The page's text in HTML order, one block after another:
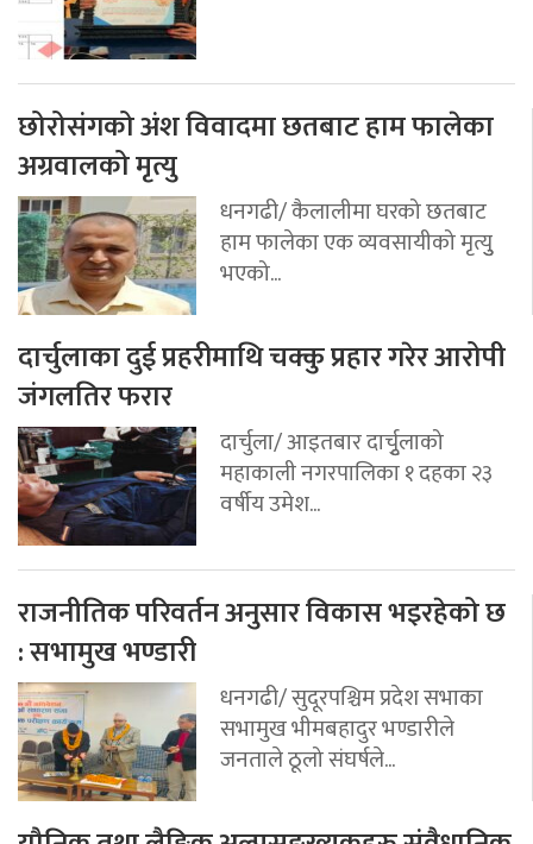
छोरोसंगको अंश विवादमा छतबाट हाम फालेका
अग्रवालको मृत्यु
धनगढी/ कैलालीमा घरको छतबाट
हाम फालेका एक व्यवसायीको मृत्युु
भएको...
दार्चुलाका दुई प्रहरीमाथि चक्कु प्रहार गरेर आरोपी
जंगलतिर फरार
दार्चुला/ आइतबार दार्चुृलाको
महाकाली नगरपालिका १ दहका २३
वर्षीय उमेश...
राजनीतिक परिवर्तन अनुसार विकास भइरहेको छ
: सभामुख भण्डारी
धनगढी/ सुदूरपश्चिम प्रदेश सभाका
सभामुख भीमबहादुर भण्डारीले
जनताले ठूलो संघर्षले...